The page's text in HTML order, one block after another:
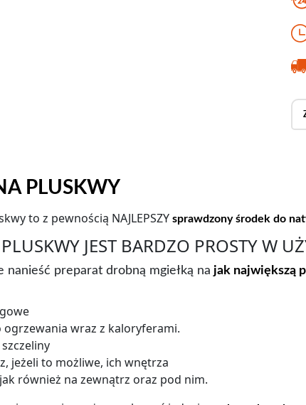
PLUSKWY
to z pewnością NAJLEPSZY sprawdzony środek do
JEST BARDZO PROSTY W
nanieść preparat drobną mgiełką na jak największą
ogrzewania wraz z kaloryferami.
jeżeli to możliwe, ich wnętrza
również na zewnątrz oraz pod nim.